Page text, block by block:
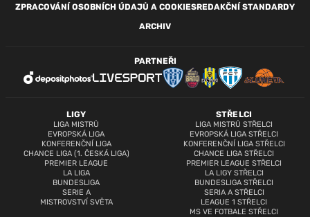
ZPRACOVÁNÍ OSOBNÍCH ÚDAJŮ A COOKIESREDAKČNÍ STANDARDY
ARCHIV
LIGY
LIGA MISTRŮ
EVROPSKÁ LIGA
KONFERENČNÍ LIGA
CHANCE LIGA (1. ČESKÁ LIGA)
PREMIER LEAGUE
LA LIGA
BUNDESLIGA
SERIE A
MISTROVSTVÍ SVĚTA
STŘELCI
LIGA MISTRŮ STŘELCI
EVROPSKÁ LIGA STŘELCI
KONFERENČNÍ LIGA STŘELCI
CHANCE LIGA STŘELCI
PREMIER LEAGUE STŘELCI
LA LIGY STŘELCI
BUNDESLIGA STŘELCI
SERIA A STŘELCI
LEAGUE 1 STŘELCI
MS VE FOTBALE STŘELCI
PARTNEŘI